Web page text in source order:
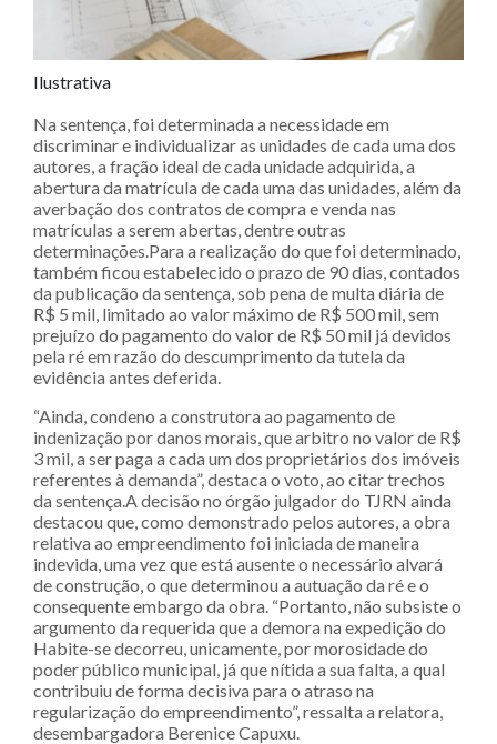
Ilustrativa
Na sentença, foi determinada a necessidade em
discriminar e individualizar as unidades de cada uma dos
autores, a fração ideal de cada unidade adquirida, a
abertura da matrícula de cada uma das unidades, além da
averbação dos contratos de compra e venda nas
matrículas a serem abertas, dentre outras
determinações.Para a realização do que foi determinado,
também ficou estabelecido o prazo de 90 dias, contados
da publicação da sentença, sob pena de multa diária de
R$ 5 mil, limitado ao valor máximo de R$ 500 mil, sem
prejuízo do pagamento do valor de R$ 50 mil já devidos
pela ré em razão do descumprimento da tutela da
evidência antes deferida.
“Ainda, condeno a construtora ao pagamento de
indenização por danos morais, que arbitro no valor de R$
3 mil, a ser paga a cada um dos proprietários dos imóveis
referentes à demanda”, destaca o voto, ao citar trechos
da sentença.A decisão no órgão julgador do TJRN ainda
destacou que, como demonstrado pelos autores, a obra
relativa ao empreendimento foi iniciada de maneira
indevida, uma vez que está ausente o necessário alvará
de construção, o que determinou a autuação da ré e o
consequente embargo da obra. “Portanto, não subsiste o
argumento da requerida que a demora na expedição do
Habite-se decorreu, unicamente, por morosidade do
poder público municipal, já que nítida a sua falta, a qual
contribuiu de forma decisiva para o atraso na
regularização do empreendimento”, ressalta a relatora,
desembargadora Berenice Capuxu.